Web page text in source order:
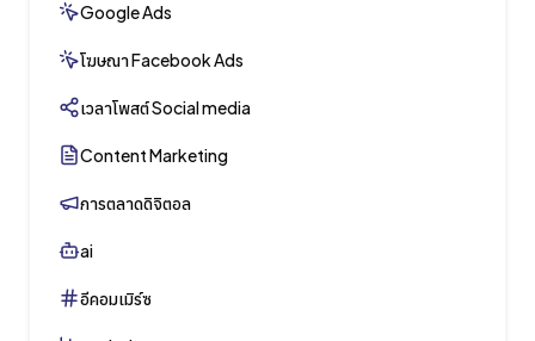
Google Ads
โฆษณา Facebook Ads
เวลาโพสต์ Social media
Content Marketing
การตลาดดิจิตอล
ai
อีคอมเมิร์ซ